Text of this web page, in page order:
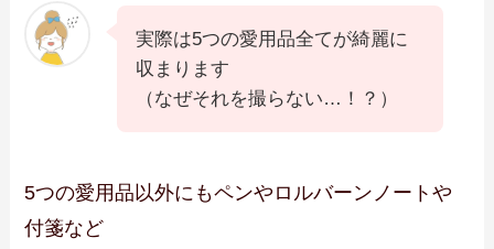
実際は5つの愛用品全てが綺麗に
収まります
（なぜそれを撮らない…！？）
5つの愛用品以外にもペンやロルバーンノートや
付箋など